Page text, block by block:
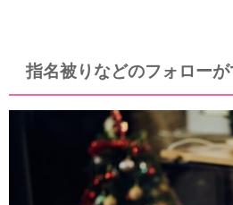
指名被りなどのフォローが